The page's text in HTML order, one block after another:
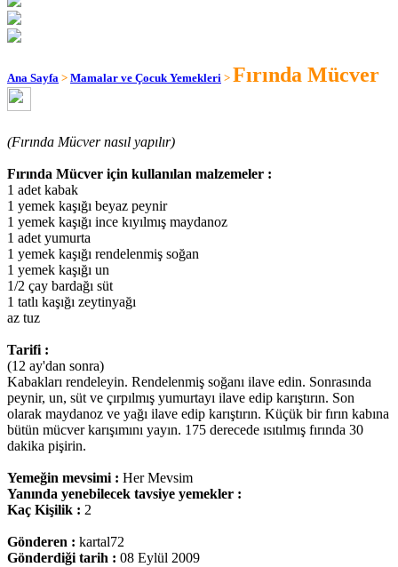
Ana Sayfa > Mamalar ve Çocuk Yemekleri > Fırında Mücver
(Fırında Mücver nasıl yapılır)
Fırında Mücver için kullanılan malzemeler :
1 adet kabak
1 yemek kaşığı beyaz peynir
1 yemek kaşığı ince kıyılmış maydanoz
1 adet yumurta
1 yemek kaşığı rendelenmiş soğan
1 yemek kaşığı un
1/2 çay bardağı süt
1 tatlı kaşığı zeytinyağı
az tuz
Tarifi :
(12 ay'dan sonra)
Kabakları rendeleyin. Rendelenmiş soğanı ilave edin. Sonrasında
peynir, un, süt ve çırpılmış yumurtayı ilave edip karıştırın. Son
olarak maydanoz ve yağı ilave edip karıştırın. Küçük bir fırın kabına
bütün mücver karışımını yayın. 175 derecede ısıtılmış fırında 30
dakika pişirin.
Yemeğin mevsimi : Her Mevsim
Yanında yenebilecek tavsiye yemekler :
Kaç Kişilik : 2
Gönderen : kartal72
Gönderdiği tarih : 08 Eylül 2009